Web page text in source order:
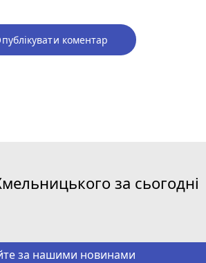
коментар
за сьогодні
за нашими новинами